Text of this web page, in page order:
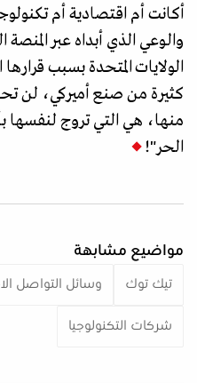
أكانت أم اقتصادية أم
والوعي الذي أبداه عبر المنصة
الولايات المتحدة بسبب
كثيرة من صنع أميركي، لن
منها، هي التي تروج لنفسها
الحر"!
مواضيع مشابهة
تيك توك وسائل التواصل
شركات التكنولوجيا